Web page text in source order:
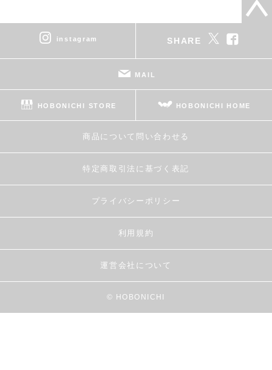
instagram SHARE
MAIL
HOBONICHI STORE HOBONICHI HOME
商品について問い合わせる
特定商取引法に基づく表記
プライバシーポリシー
利用規約
運営会社について
© HOBONICHI